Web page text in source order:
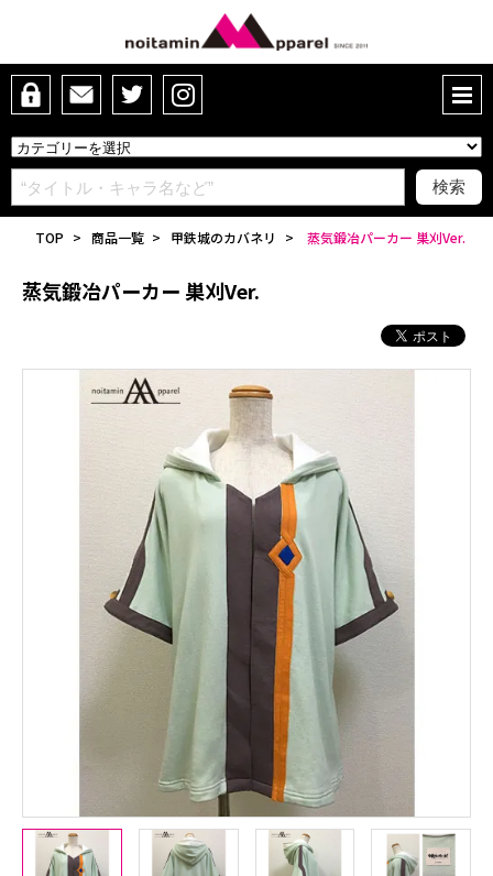
TOP > 商品一覧 > 甲鉄城のカバネリ > 蒸気鍛冶パーカー 巣刈Ver.
蒸気鍛冶パーカー 巣刈Ver.